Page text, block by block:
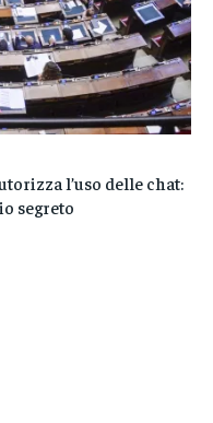
l’uso delle chat:
segreto